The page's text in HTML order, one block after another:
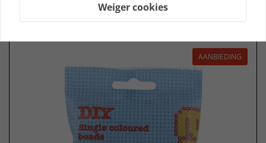
Bestel
AANBIEDING
Weiger cookies